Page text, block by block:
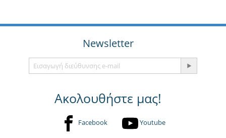
Newsletter
Ακολουθήστε μας!
Facebook Youtube